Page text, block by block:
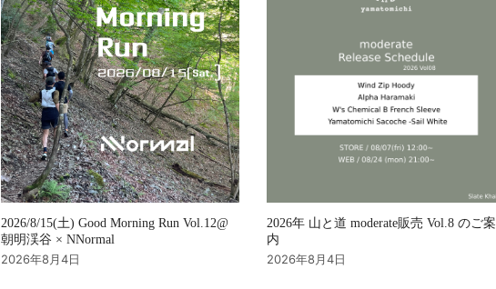
2026/8/15(土) Good Morning Run Vol.12@
朝明渓谷 × NNormal
2026年8月4日
2026年 山と道 moderate販売 Vol.8 のご案
内
2026年8月4日